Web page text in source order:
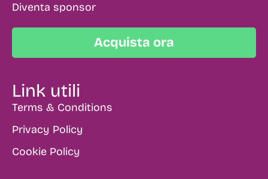
Diventa sponsor
Acquista ora
Link utili
Terms & Conditions
Privacy Policy
Cookie Policy